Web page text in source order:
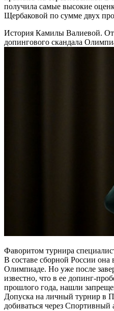
получила самые высокие
Щербаковой по сумме двух
История Камилы Валиевой.
допингового скандала
Фаворитом турнира
В составе сборной России
Олимпиаде. Но уже после
известно, что в ее допинг-
прошлого года, нашли
Допуска на личный турнир в
добиваться через